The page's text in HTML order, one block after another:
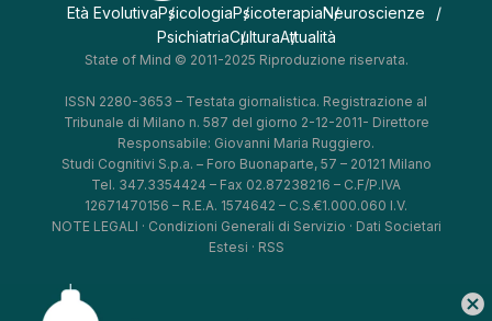
Età EvolutivaPsicologiaPsicoterapiaNeuroscienze
PsichiatriaCulturaAttualità
State of Mind © 2011-2025 Riproduzione riservata.
ISSN 2280-3653 – Testata giornalistica. Registrazione al
Tribunale di Milano n. 587 del giorno 2-12-2011- Direttore
Responsabile: Giovanni Maria Ruggiero.
Studi Cognitivi S.p.a. – Foro Buonaparte, 57 – 20121 Milano
Tel. 347.3354424 – Fax 02.87238216 – C.F/P.IVA
12671470156 – R.E.A. 1574642 – C.S.€1.000.060 I.V.
NOTE LEGALI · Condizioni Generali di Servizio · Dati Societari
Estesi · RSS
cancel